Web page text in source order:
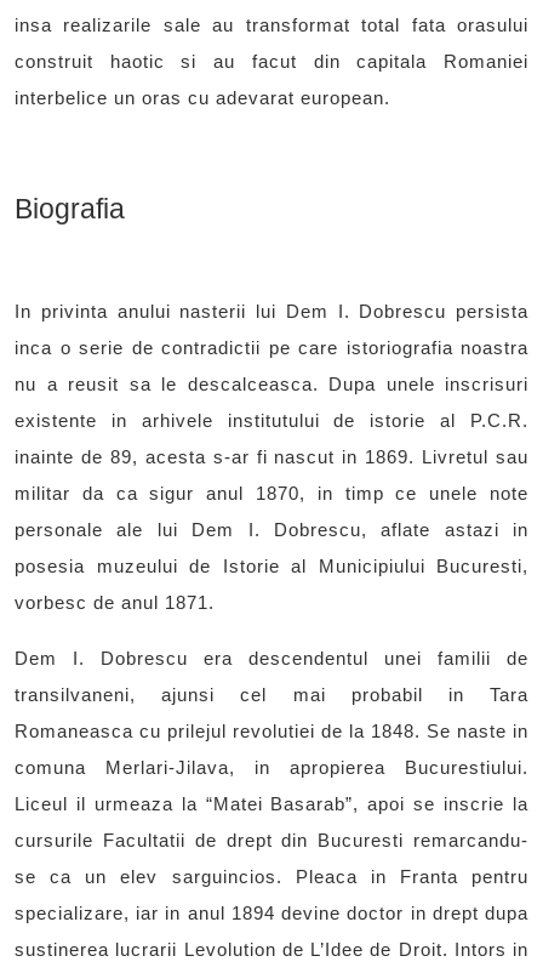
insa realizarile sale au transformat total fata orasului
construit haotic si au facut din capitala Romaniei
interbelice un oras cu adevarat european.
Biografia
In privinta anului nasterii lui Dem I. Dobrescu persista
inca o serie de contradictii pe care istoriografia noastra
nu a reusit sa le descalceasca. Dupa unele inscrisuri
existente in arhivele institutului de istorie al P.C.R.
inainte de 89, acesta s-ar fi nascut in 1869. Livretul sau
militar da ca sigur anul 1870, in timp ce unele note
personale ale lui Dem I. Dobrescu, aflate astazi in
posesia muzeului de Istorie al Municipiului Bucuresti,
vorbesc de anul 1871.
Dem I. Dobrescu era descendentul unei familii de
transilvaneni, ajunsi cel mai probabil in Tara
Romaneasca cu prilejul revolutiei de la 1848. Se naste in
comuna Merlari-Jilava, in apropierea Bucurestiului.
Liceul il urmeaza la “Matei Basarab”, apoi se inscrie la
cursurile Facultatii de drept din Bucuresti remarcandu-
se ca un elev sarguincios. Pleaca in Franta pentru
specializare, iar in anul 1894 devine doctor in drept dupa
sustinerea lucrarii Levolution de L’Idee de Droit. Intors in